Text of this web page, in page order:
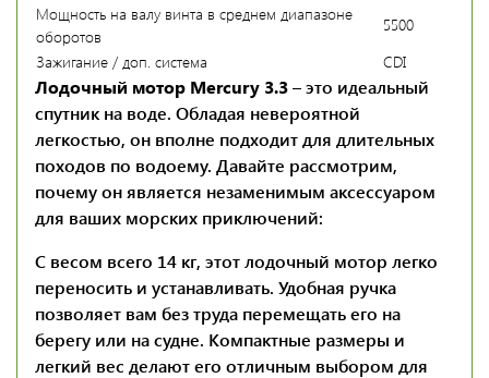
Мощность на валу винта в среднем диапазоне
оборотов
5500
Зажигание / доп. система
CDI
Лодочный мотор Mercury 3.3– это идеальный
спутник на воде. Обладая невероятной
легкостью, он вполне подходит для длительных
походов по водоему. Давайте рассмотрим,
почему он является незаменимым аксессуаром
для ваших морских приключений:
С весом всего 14 кг, этот лодочный мотор легко
переносить и устанавливать. Удобная ручка
позволяет вам без труда перемещать его на
берегу или на судне. Компактные размеры и
легкий вес делают его отличным выбором для